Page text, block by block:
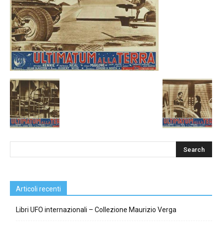
Articoli recenti
Libri UFO internazionali – Collezione Maurizio Verga